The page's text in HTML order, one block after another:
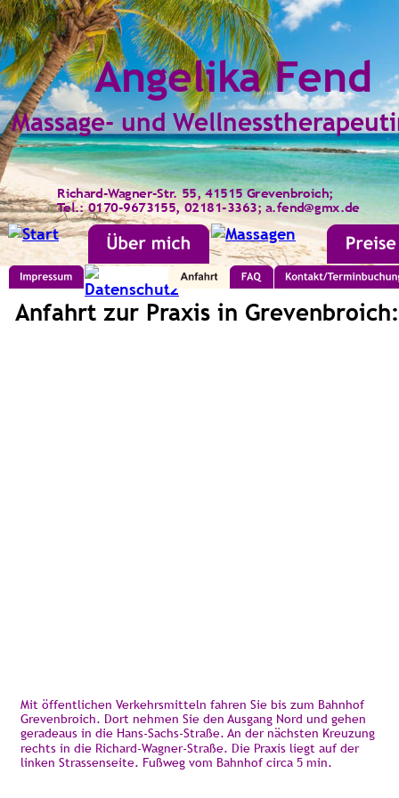
Anfahrt zur Praxis in Grevenbroich:
Mit öffentlichen Verkehrsmitteln fahren Sie bis zum Bahnhof
Grevenbroich. Dort nehmen Sie den Ausgang Nord und gehen
geradeaus in die Hans-Sachs-Straße. An der nächsten Kreuzung
rechts in die Richard-Wagner-Straße. Die Praxis liegt auf der
linken Strassenseite. Fußweg vom Bahnhof circa 5 min.
Angelika Fend
Massage- und
Richard-Wagner-Str. 55, 41515 Grevenbroich;
Tel.: 0170-9673155, 02181-3363; a.fend@gmx.de